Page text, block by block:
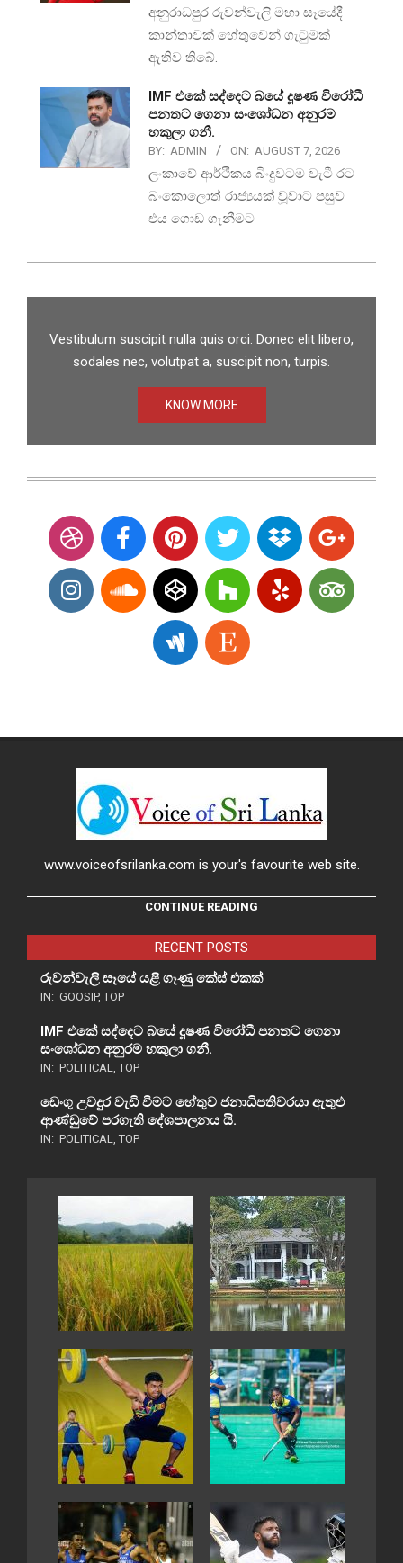
අනුරාධපුර රුවන්වැලි මහා සෑයේදී
කාන්තාවක් හේතුවෙන් ගැටුමක්
ඇතිව තිබේ.
IMF එකේ සද්දෙට බයේ දූෂණ විරෝධී
පනතට ගෙනා සංශෝධන අනුරම
හකුලා ගනී.
BY: ADMIN ON: AUGUST 7, 2026
ලංකාවේ ආර්ථිකය බිංදුවටම වැටී රට
බංකොලොත් රාජ්‍යයක් වූවාට පසුව
එය ගොඩ ගැනීමට
Vestibulum suscipit nulla quis orci. Donec elit libero,
sodales nec, volutpat a, suscipit non, turpis.
KNOW MORE
www.voiceofsrilanka.com is your's favourite web site.
CONTINUE READING
RECENT POSTS
රුවන්වැලි සෑයේ යළි ගෑණු කේස් එකක්
IN: GOOSIP, TOP
IMF එකේ සද්දෙට බයේ දූෂණ විරෝධී පනතට ගෙනා
සංශෝධන අනුරම හකුලා ගනී.
IN: POLITICAL TOP
ඩෙංගු උවදුර වැඩි වීමට හේතුව ජනාධිපතිවරයා ඇතුළු
ආණ්ඩුවේ පරගැති දේශපාලනය යි.
IN: POLITICAL TOP